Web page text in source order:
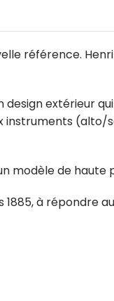
référence. Henri
design extérieur
instruments
modèle de haute
à répondre